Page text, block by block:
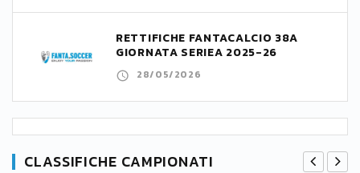
RETTIFICHE FANTACALCIO 38A
GIORNATA SERIEA 2025-26
28/05/2026
CLASSIFICHE CAMPIONATI